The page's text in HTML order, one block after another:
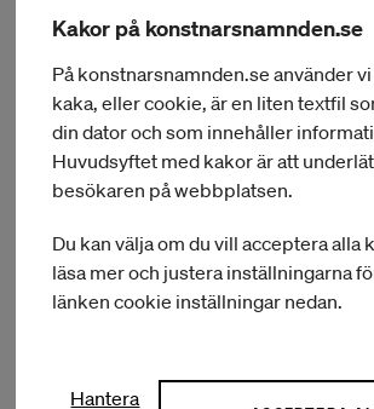
Under förstudien har projektgruppen
samarbeten utforskat teoretiska och
testat idéer både individuellt och
genomfört experiment på plats i gruvan. I
historiker, dansare, sångare, tekniker med
kunnat realisera och utvärdera idéer samt
riktningar för projektet inför en kommande
projektbidrag.
Det tänkta projektet
Utifrån gruvans kropp och dess
projektägaren en existentiell nedstigning i
vår mänskliga perception använder vi
sinnen och vårt medvetande för att
att använda gruvans struktur som guide,
desorientering, en inneboende mekanism
plats. Här möter besökarna filmiska
interaktivt och medskapande innehåll.
Projekttitel
Underifrån
Beviljat belopp
150 000 kr
Konstnärlig förnyelse
Kakor på konstnarsnamnden.se
På konstnarsnamnden.se använder
kaka, eller cookie, är en liten textfil
din dator och som innehåller
Huvudsyftet med kakor är att
besökaren på webbplatsen.
Du kan välja om du vill acceptera alla
läsa mer och justera inställningarna
länken cookie inställningar nedan.
Hantera